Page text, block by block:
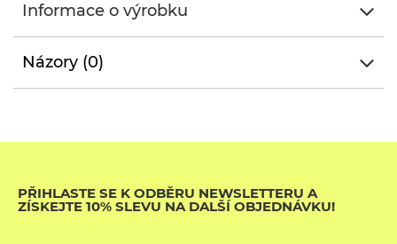
Informace o výrobku
Názory (0)
PŘIHLASTE SE K ODBĚRU NEWSLETTERU A
ZÍSKEJTE 10% SLEVU NA DALŠÍ OBJEDNÁVKU!